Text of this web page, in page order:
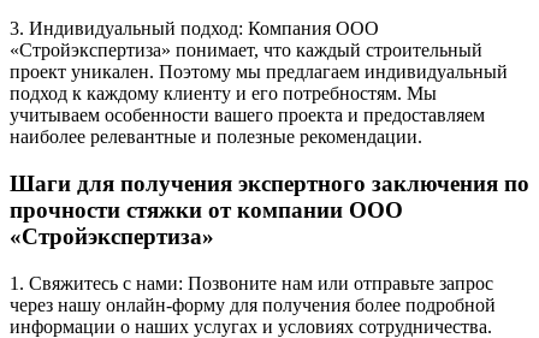
3. Индивидуальный подход: Компания ООО
«Стройэкспертиза» понимает, что каждый строительный
проект уникален. Поэтому мы предлагаем индивидуальный
подход к каждому клиенту и его потребностям. Мы
учитываем особенности вашего проекта и предоставляем
наиболее релевантные и полезные рекомендации.
Шаги для получения экспертного заключения по
прочности стяжки от компании ООО
«Стройэкспертиза»
1. Свяжитесь с нами: Позвоните нам или отправьте запрос
через нашу онлайн-форму для получения более подробной
информации о наших услугах и условиях сотрудничества.